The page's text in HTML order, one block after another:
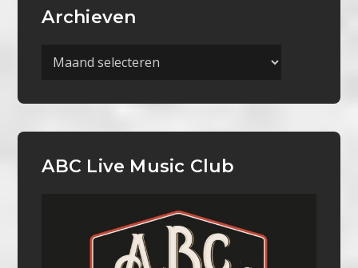
Archieven
Archieven
ABC Live Music Club